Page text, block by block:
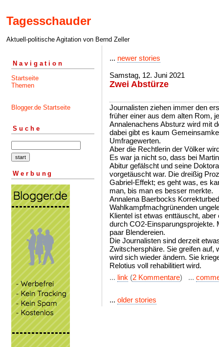
Tagesschauder
Aktuell-politische Agitation von Bernd Zeller
Navigation
Startseite
Themen
Blogger.de Startseite
Suche
Werbung
... newer stories
Samstag, 12. Juni 2021
Zwei Abstürze
Journalisten ziehen immer den
früher einer aus dem alten Rom,
Annalenachens Absturz wird mit
dabei gibt es kaum
Umfragewerten.
Aber die Rechtlerin der Völker
Es war ja nicht so, dass bei
Abitur gefälscht und seine
vorgetäuscht war. Die dreißig
Gabriel-Effekt; es geht was, es
man, bis man es besser merkte.
Annalena Baerbocks
Wahlkampfmachgrünenden
Klientel ist etwas enttäuscht,
durch CO2-Einsparungsprojekte.
paar Blendereien.
Die Journalisten sind derzeit
Zwitschersphäre. Sie greifen auf,
wird sich wieder ändern. Sie
Relotius voll rehabilitiert wird.
... link (2 Kommentare) ...
... older stories